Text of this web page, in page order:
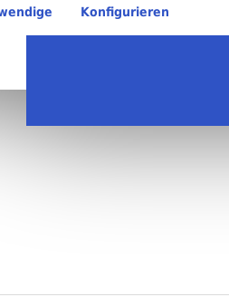
4-6 ArbeitstageKonfigurieren